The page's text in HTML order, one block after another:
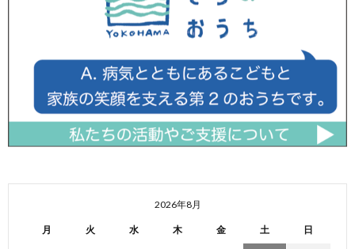
2026年8月
月 火 水 木 金 土 日